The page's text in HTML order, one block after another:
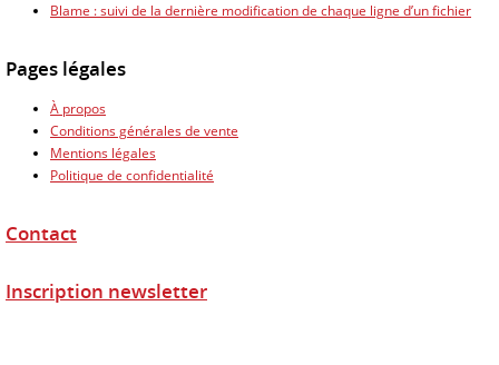
Blame : suivi de la dernière modification de chaque ligne d’un fichier
Pages légales
À propos
Conditions générales de vente
Mentions légales
Politique de confidentialité
Contact
Inscription newsletter